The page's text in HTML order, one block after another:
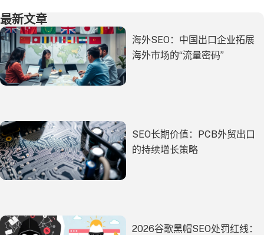
最新文章
海外SEO：中国出口企业拓展
海外市场的“流量密码”
SEO长期价值：PCB外贸出口
的持续增长策略
2026谷歌黑帽SEO处罚红线：